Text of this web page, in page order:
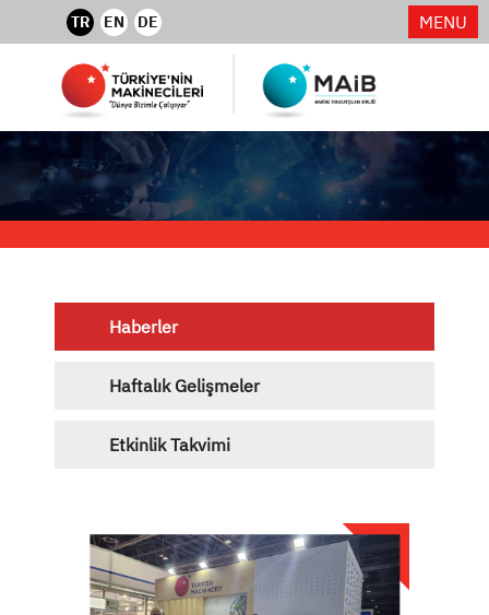
TR EN DE MENU
Haberler
Haftalık Gelişmeler
Etkinlik Takvimi